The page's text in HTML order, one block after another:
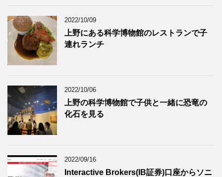
2022/10/09
上野にある科学博物館のレストランで子
連れランチ
2022/10/06
上野の科学博物館で子供と一緒に恐竜の
化石を見る
2022/09/16
Interactive Brokers(IB証券)口座からソニ